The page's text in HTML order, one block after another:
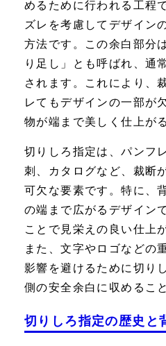
めるために行われる工程
ズレを考慮してデザイン
方法です。この余白部分
り足し」とも呼ばれ、通
されます。これにより、
レてもデザインの一部が
物が端まで美しく仕上が
切りしろ指定は、パンフ
刺、カタログなど、裁断
可欠な要素です。特に、
の端まで広がるデザイン
ことで見栄えの良い仕上
また、文字やロゴなどの
影響を避けるために切り
側の安全余白に収めるこ
切りしろ指定の歴史と